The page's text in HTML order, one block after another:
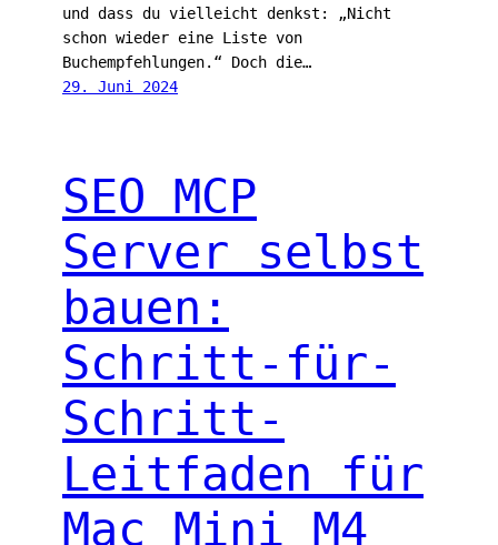
und dass du vielleicht denkst: „Nicht
schon wieder eine Liste von
Buchempfehlungen.“ Doch die…
29. Juni 2024
SEO MCP
Server selbst
bauen:
Schritt-für-
Schritt-
Leitfaden für
Mac Mini M4